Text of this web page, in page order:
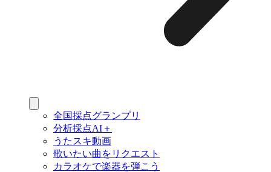
全国採点グランプリ
分析採点AI＋
うたスキ動画
歌いたい曲をリクエスト
カラオケで楽器を弾こう